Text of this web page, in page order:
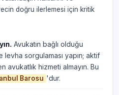
doğru ilerlemesi için kritik
Avukatın bağlı olduğu
sorgulaması yapın; aktif
avukatlık hizmeti almayın. Bu
Barosu 'dur.